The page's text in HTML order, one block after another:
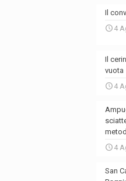
Il
4
Il
vuota
4
4
San